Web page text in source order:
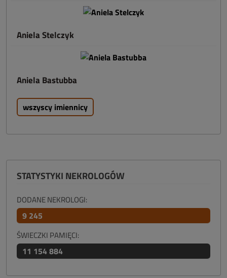
Aniela Stelczyk
Aniela Bastubba
wszyscy imiennicy
STATYSTYKI NEKROLOGÓW
DODANE NEKROLOGI:
9 245
ŚWIECZKI PAMIĘCI:
11 154 884